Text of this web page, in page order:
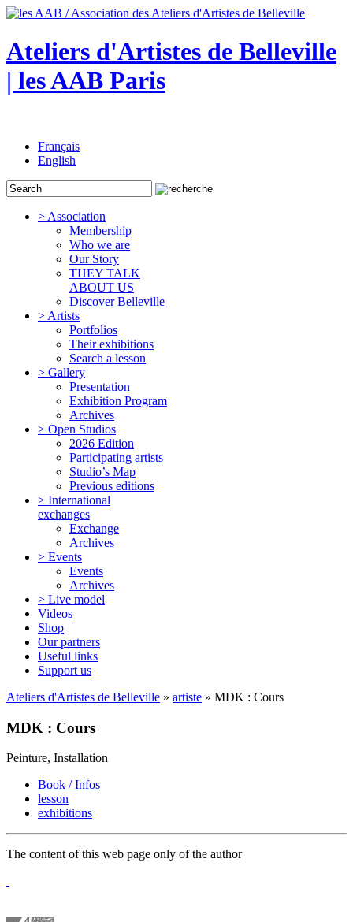
Ateliers d'Artistes de Belleville
| les AAB Paris
Français
English
> Association
Membership
Who we are
Our Story
THEY TALK
ABOUT US
Discover Belleville
> Artists
Portfolios
Their exhibitions
Search a lesson
> Gallery
Presentation
Exhibition Program
Archives
> Open Studios
2026 Edition
Participating artists
Studio’s Map
Previous editions
> International
exchanges
Exchange
Archives
> Events
Events
Archives
> Live model
Videos
Shop
Our partners
Useful links
Support us
Ateliers d'Artistes de Belleville » artiste » MDK : Cours
MDK : Cours
Peinture, Installation
Book / Infos
lesson
exhibitions
The content of this web page only of the author